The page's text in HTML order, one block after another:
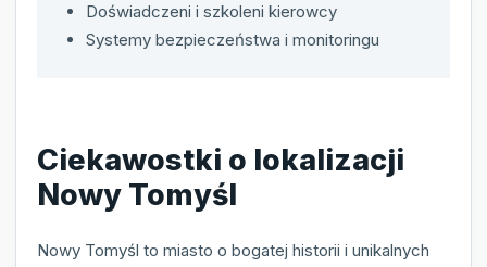
Doświadczeni i szkoleni kierowcy
Systemy bezpieczeństwa i monitoringu
Ciekawostki o lokalizacji
Nowy Tomyśl
Nowy Tomyśl to miasto o bogatej historii i unikalnych